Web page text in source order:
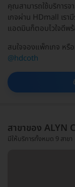
คุณสามารถใช้บริการจ
เกจผ่าน HDmall เรา
แอดมินก็ตอบไวใจดีพ
สนใจจองแพ็กเกจ หรื
@hdcoth
สาขาของ ALYN
มีให้บริการทั้งหมด 9 สาขา